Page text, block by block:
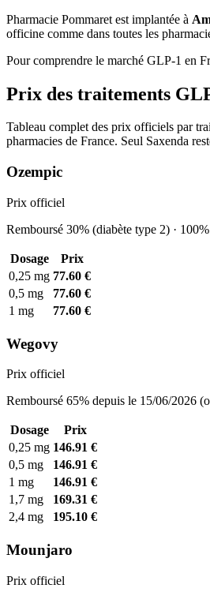
Pharmacie Pommaret est implantée à
officine comme dans toutes les
Pour comprendre le marché GLP-1 en
Prix des traitements
Tableau complet des prix officiels par
pharmacies de France. Seul Saxenda
Ozempic
Prix officiel
Remboursé 30% (diabète type 2) ·
Dosage
Prix
0,25 mg 77.60 €
0,5 mg
77.60 €
1 mg
77.60 €
Wegovy
Prix officiel
Remboursé 65% depuis le 15/06/2026
Dosage
Prix
0,25 mg 146.91 €
0,5 mg
146.91 €
1 mg
146.91 €
1,7 mg
169.31 €
2,4 mg
195.10 €
Mounjaro
Prix officiel